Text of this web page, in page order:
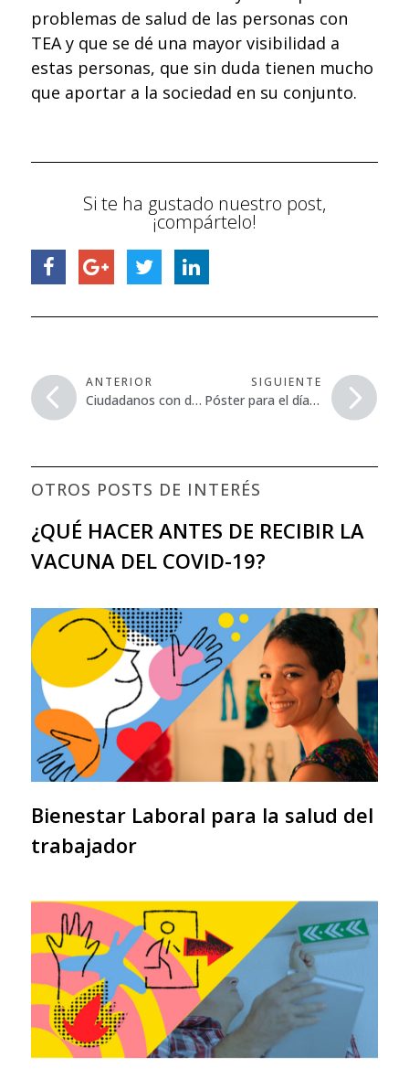
problemas de salud de las personas con
TEA y que se dé una mayor visibilidad a
estas personas, que sin duda tienen mucho
que aportar a la sociedad en su conjunto.
Si te ha gustado nuestro post,
¡compártelo!
ANTERIOR
Ciudadanos con discapacidad intelectual y su derecho al voto
SIGUIENTE
Póster para el día mundial de la seguridad y salud en el trabajo 2019
OTROS POSTS DE INTERÉS
¿QUÉ HACER ANTES DE RECIBIR LA
VACUNA DEL COVID-19?
Bienestar Laboral para la salud del
trabajador